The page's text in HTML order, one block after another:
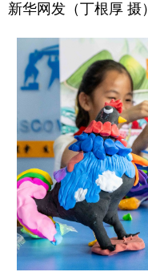
新华网发（丁根厚 摄）